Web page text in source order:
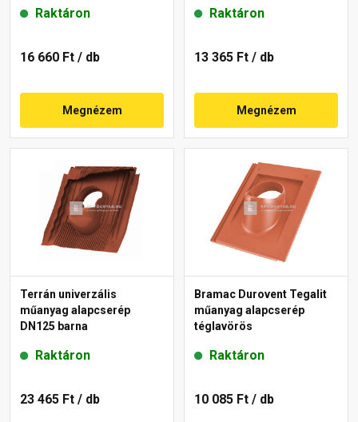
Raktáron
16 660 Ft / db
Megnézem
Raktáron
13 365 Ft / db
Megnézem
Terrán univerzális
műanyag alapcserép
DN125 barna
Raktáron
23 465 Ft / db
Bramac Durovent Tegalit
műanyag alapcserép
téglavörös
Raktáron
10 085 Ft / db